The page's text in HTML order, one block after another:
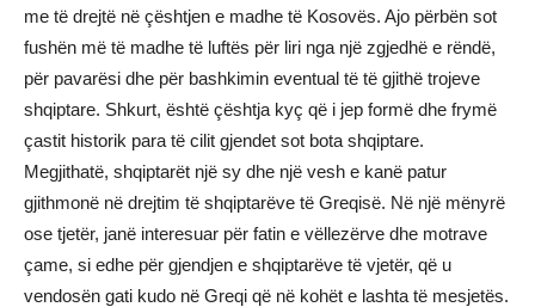
me të drejtë në çështjen e madhe të Kosovës. Ajo përbën sot
fushën më të madhe të luftës për liri nga një zgjedhë e rëndë,
për pavarësi dhe për bashkimin eventual të të gjithë trojeve
shqiptare. Shkurt, është çështja kyç që i jep formë dhe frymë
çastit historik para të cilit gjendet sot bota shqiptare.
Megjithatë, shqiptarët një sy dhe një vesh e kanë patur
gjithmonë në drejtim të shqiptarëve të Greqisë. Në një mënyrë
ose tjetër, janë interesuar për fatin e vëllezërve dhe motrave
çame, si edhe për gjendjen e shqiptarëve të vjetër, që u
vendosën gati kudo në Greqi që në kohët e lashta të mesjetës.